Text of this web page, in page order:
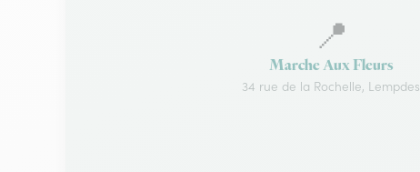
📍
Marche Aux Fleurs
34 rue de la Rochelle, Lempdes